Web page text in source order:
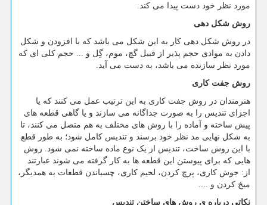
مورد نظر خود دست پیدا می کند.
روش شکل دهی
در روش شکل دهی کار به این شکل می باشد که با افزودن و شکل
دادن به موادی حجم پذیر از قبیل گچ، موم، گِل و ... حجم کلی ای که
مورد نظر سازنده می باشد، به دست می آید.
روش جفت کاری
هنرمندان در روش جفت کاری به این ترتیب عمل می کنند که یا
اجزای تندیس را به صورت جداگانه می سازند و یا گاهی قطعه های
پیش ساخته و آماده را با روش های مختلف به هم متصل می کنند، تا
به شکل نهایی مد نظر خود برسند و تندیس کامل شود؛ به طور قطع
با این روش ساخت، تندیس از یک نوع ماده ساخته نمی شود. روش
هایی که برای پیوستن این قطعه ها به کار گرفته می شوند عبارتند
از: جوش کاری، پرچ کردن، لحیم کاری، چسباندن قطعات به همدیگر،
میخ کردن و ....
نکاتی درباره ی روش های ساختن تندیس